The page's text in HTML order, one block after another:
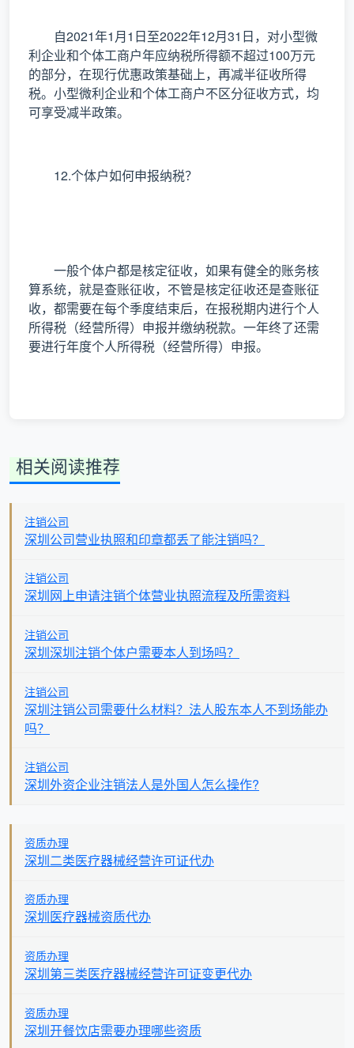
自2021年1月1日至2022年12月31日，对小型微
利企业和个体工商户年应纳税所得额不超过100万元
的部分，在现行优惠政策基础上，再减半征收所得
税。小型微利企业和个体工商户不区分征收方式，均
可享受减半政策。
12.个体户如何申报纳税？
一般个体户都是核定征收，如果有健全的账务核
算系统，就是查账征收，不管是核定征收还是查账征
收，都需要在每个季度结束后，在报税期内进行个人
所得税（经营所得）申报并缴纳税款。一年终了还需
要进行年度个人所得税（经营所得）申报。
相关阅读推荐
注销公司
深圳公司营业执照和印章都丢了能注销吗？
注销公司
深圳网上申请注销个体营业执照流程及所需资料
注销公司
深圳深圳注销个体户需要本人到场吗？
注销公司
深圳注销公司需要什么材料？法人股东本人不到场能办
吗？
注销公司
深圳外资企业注销法人是外国人怎么操作?
资质办理
深圳二类医疗器械经营许可证代办
资质办理
深圳医疗器械资质代办
资质办理
深圳第三类医疗器械经营许可证变更代办
资质办理
深圳开餐饮店需要办理哪些资质